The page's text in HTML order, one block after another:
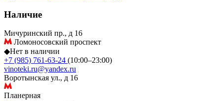
Наличие
Мичуринский пр., д 16
Ломоносовский проспект
◆Нет в наличии
+7 (985) 761-63-24 (10:00–23:00)
vinoteki.ru@yandex.ru
Воротынская ул., д 16
Планерная